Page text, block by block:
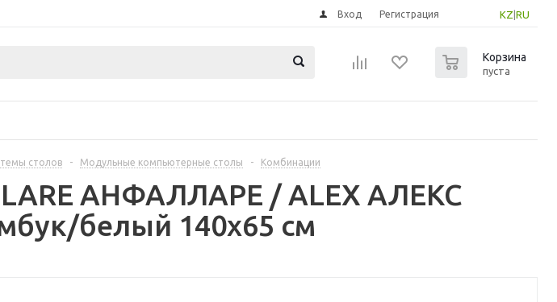
KZ RU
Вход Регистрация
Корзина
пуста
столов - Модульные компьютерные столы - Комбинации
АНФАЛЛАРЕ / ALEX АЛЕКС
белый 140x65 см